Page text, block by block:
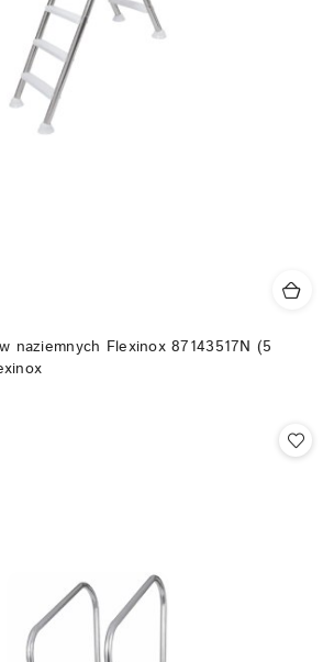
naziemnych Flexinox 87143517N (5